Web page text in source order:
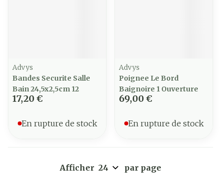
Advys
Bandes Securite Salle
Bain 24,5x2,5cm 12
17,20 €
En rupture de stock
Advys
Poignee Le Bord
Baignoire 1 Ouverture
69,00 €
En rupture de stock
Afficher par page